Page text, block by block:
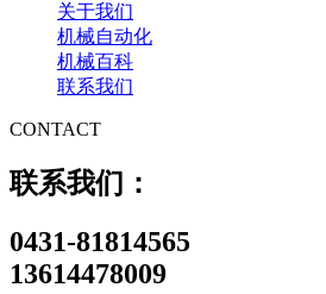
关于我们
机械自动化
机械百科
联系我们
CONTACT
联系我们：
0431-81814565
13614478009